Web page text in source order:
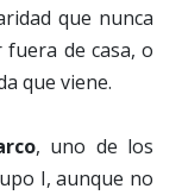
que nunca
de casa, o
que viene.
, uno de los
I, aunque no